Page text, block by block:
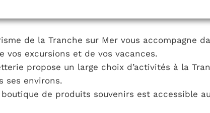
de la Tranche sur Mer vous accompagne
vos excursions et de vos vacances.
propose un large choix d’activités à la
ses environs.
de produits souvenirs est accessible